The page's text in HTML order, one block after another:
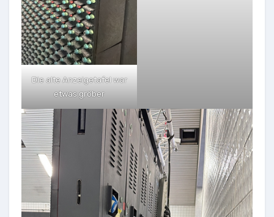
Die alte Anzeigetafel war
etwas gröber